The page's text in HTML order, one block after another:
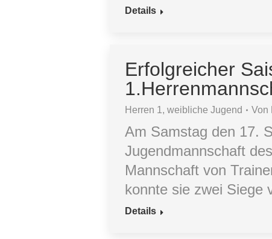
Details
Erfolgreicher
Herren 1 ,weibliche Jugend Von
Am Samstag den 17.
Jugendmannschaft
Mannschaft von
konnte sie zwei Siege
Details